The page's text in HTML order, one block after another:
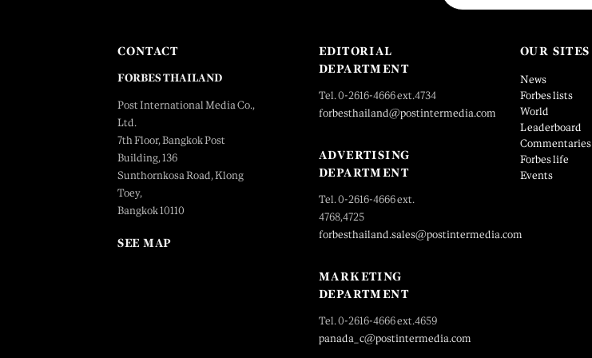
CONTACT
FORBES THAILAND
Post International Media Co.,
Ltd.
7th Floor, Bangkok Post
Building, 136
Sunthornkosa Road, Klong
Toey,
Bangkok 10110
SEE MAP
EDITORIAL
DEPARTMENT
Tel. 0-2616-4666 ext.4734
forbesthailand@postintermedia.com
ADVERTISING
DEPARTMENT
Tel. 0-2616-4666 ext.
4768,4725
forbesthailand.sales@postintermedia.com
MARKETING
DEPARTMENT
Tel. 0-2616-4666 ext.4659
panada_c@postintermedia.com
OUR SITES
News
Forbes lists
World
Leaderboard
Commentaries
Forbes life
Events